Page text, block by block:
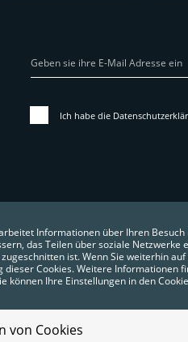
Ich habe die
GESCHÄFTSBEDINGUNGEN
Informationen über Ihren
das Teilen über soziale Netzwerke
ist. Wenn Sie weiterhin
dieser Cookies. Weitere Informationen
können Ihre Einstellungen in den
von Cookies